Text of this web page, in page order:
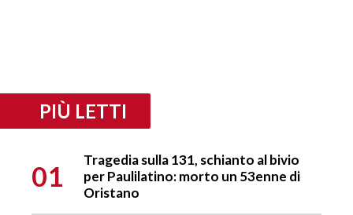
PIÙ LETTI
01
Tragedia sulla 131, schianto al bivio
per Paulilatino: morto un 53enne di
Oristano